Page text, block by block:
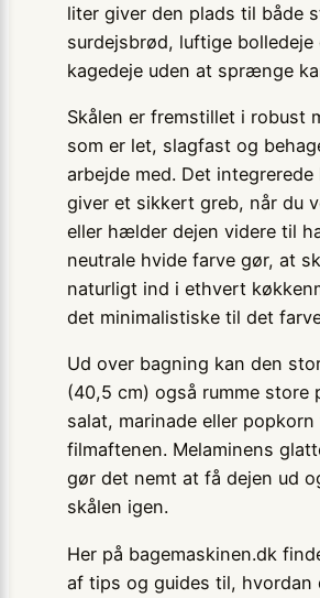
liter giver den plads til både
surdejsbrød, luftige bolledeje
kagedeje uden at sprænge
Skålen er fremstillet i robust
som er let, slagfast og
arbejde med. Det integrerede
giver et sikkert greb, når du
eller hælder dejen videre til
neutrale hvide farve gør, at
naturligt ind i ethvert
det minimalistiske til det
Ud over bagning kan den
(40,5 cm) også rumme store
salat, marinade eller popkorn
filmaftenen. Melaminens
gør det nemt at få dejen ud
skålen igen.
Her på bagemaskinen.dk
af tips og guides til, hvordan